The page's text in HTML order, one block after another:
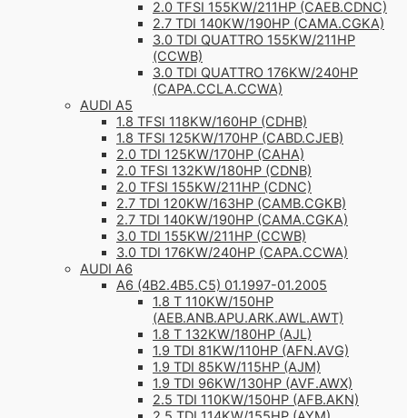
2.0 TFSI 155KW/211HP (CAEB.CDNC)
2.7 TDI 140KW/190HP (CAMA.CGKA)
3.0 TDI QUATTRO 155KW/211HP
(CCWB)
3.0 TDI QUATTRO 176KW/240HP
(CAPA.CCLA.CCWA)
AUDI A5
1.8 TFSI 118KW/160HP (CDHB)
1.8 TFSI 125KW/170HP (CABD.CJEB)
2.0 TDI 125KW/170HP (CAHA)
2.0 TFSI 132KW/180HP (CDNB)
2.0 TFSI 155KW/211HP (CDNC)
2.7 TDI 120KW/163HP (CAMB.CGKB)
2.7 TDI 140KW/190HP (CAMA.CGKA)
3.0 TDI 155KW/211HP (CCWB)
3.0 TDI 176KW/240HP (CAPA.CCWA)
AUDI A6
A6 (4B2.4B5.C5) 01.1997-01.2005
1.8 T 110KW/150HP
(AEB.ANB.APU.ARK.AWL.AWT)
1.8 T 132KW/180HP (AJL)
1.9 TDI 81KW/110HP (AFN.AVG)
1.9 TDI 85KW/115HP (AJM)
1.9 TDI 96KW/130HP (AVF.AWX)
2.5 TDI 110KW/150HP (AFB.AKN)